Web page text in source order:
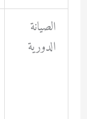
الصيانة
الدورية